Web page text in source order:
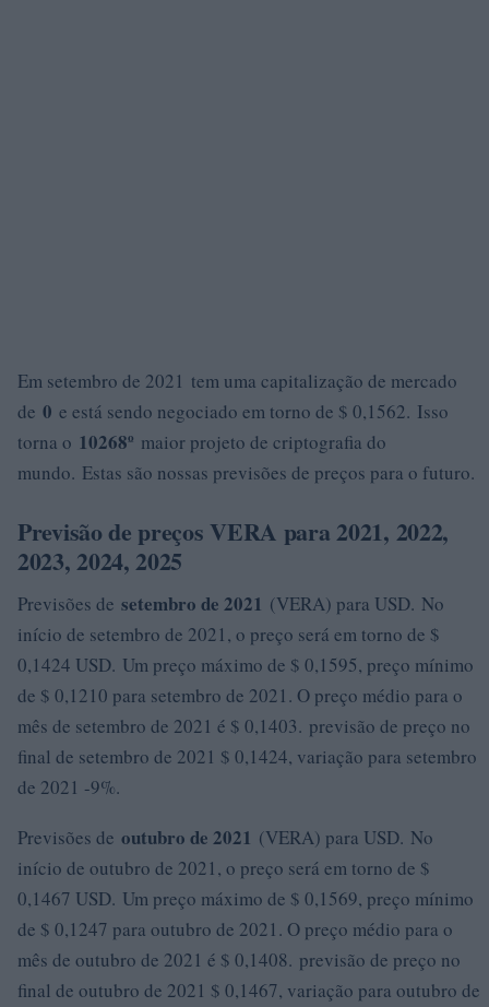
Em setembro de 2021 tem uma capitalização de mercado
de 0 e está sendo negociado em torno de $ 0,1562. Isso
torna o 10268º maior projeto de criptografia do
mundo. Estas são nossas previsões de preços para o futuro.
Previsão de preços VERA para 2021, 2022,
2023, 2024, 2025
Previsões de setembro de 2021 (VERA) para USD. No
início de setembro de 2021, o preço será em torno de $
0,1424 USD. Um preço máximo de $ 0,1595, preço mínimo
de $ 0,1210 para setembro de 2021. O preço médio para o
mês de setembro de 2021 é $ 0,1403. previsão de preço no
final de setembro de 2021 $ 0,1424, variação para setembro
de 2021 -9%.
Previsões de outubro de 2021 (VERA) para USD. No
início de outubro de 2021, o preço será em torno de $
0,1467 USD. Um preço máximo de $ 0,1569, preço mínimo
de $ 0,1247 para outubro de 2021. O preço médio para o
mês de outubro de 2021 é $ 0,1408. previsão de preço no
final de outubro de 2021 $ 0,1467, variação para outubro de